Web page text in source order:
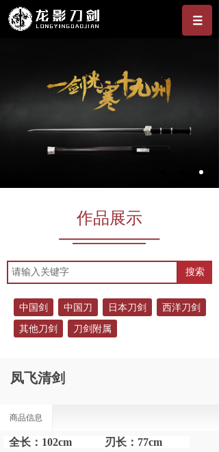
作品展示
搜索
中国剑 中国刀 日本刀剑
西洋刀剑
其他刀剑
刀剑附属
凤飞清剑
商品信息
全长：102cm 刃长：77cm